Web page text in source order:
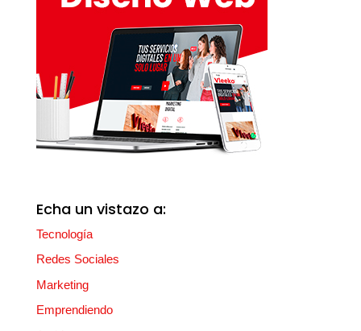
Echa un vistazo a:
Tecnología
Redes Sociales
Marketing
Emprendiendo